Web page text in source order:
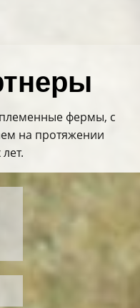
фермы, с
на протяжении